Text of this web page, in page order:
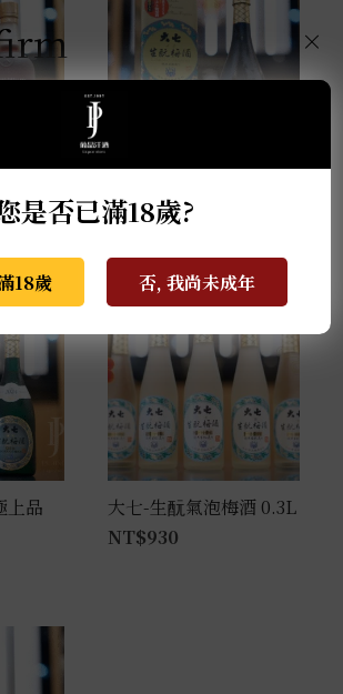
大七-生酛梅酒 0.72L
NT$1,499
上品
大七-生酛氣泡梅酒 0.3L
NT$930
是否已滿18歲?
18歲 否, 我尚未成年
×